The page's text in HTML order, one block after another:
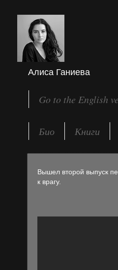
Алиса Ганиева
Go to the English
Био Книги
Вышел второй выпуск
к врагу.